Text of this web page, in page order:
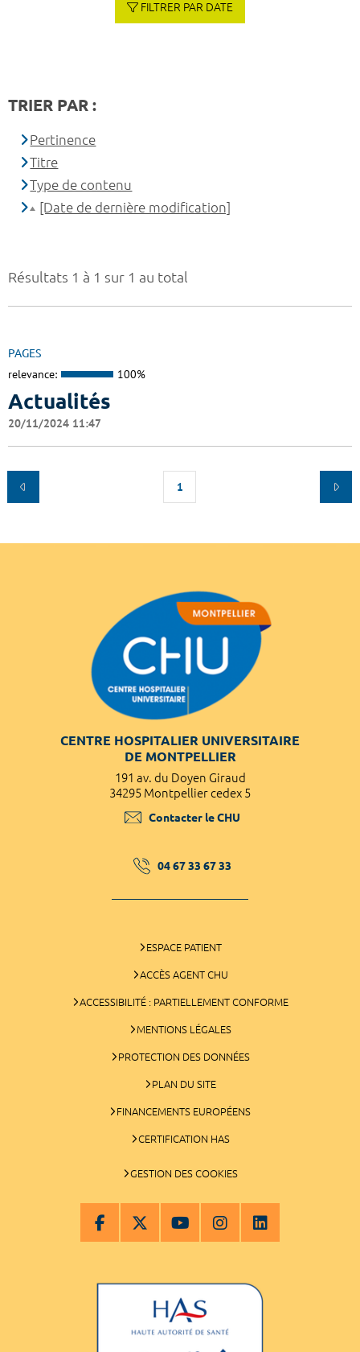
Résultats 1 à 1 sur 1 au total
PAGES
relevance: 100%
Actualités
20/11/2024 11:47
1
FILTRER PAR DATE
TRIER PAR :
Pertinence
Titre
Type de contenu
[Date de dernière modification]
CENTRE HOSPITALIER UNIVERSITAIRE
DE MONTPELLIER
191 av. du Doyen Giraud
34295 Montpellier cedex 5
Contacter le CHU
04 67 33 67 33
ESPACE PATIENT
ACCÈS AGENT CHU
ACCESSIBILITÉ : PARTIELLEMENT CONFORME
MENTIONS LÉGALES
PROTECTION DES DONNÉES
PLAN DU SITE
FINANCEMENTS EUROPÉENS
CERTIFICATION HAS
GESTION DES COOKIES